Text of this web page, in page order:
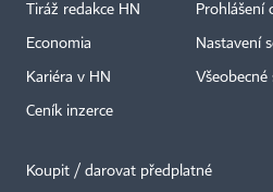
Tiráž redakce HN
Economia
Kariéra v HN
Ceník inzerce
Prohlášení
Nastavení
Koupit / darovat předplatné